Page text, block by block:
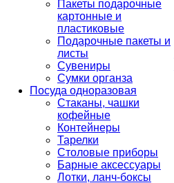
Пакеты подарочные
картонные и
пластиковые
Подарочные пакеты и
листы
Сувениры
Сумки органза
Посуда одноразовая
Стаканы, чашки
кофейные
Контейнеры
Тарелки
Столовые приборы
Барные аксессуары
Лотки, ланч-боксы